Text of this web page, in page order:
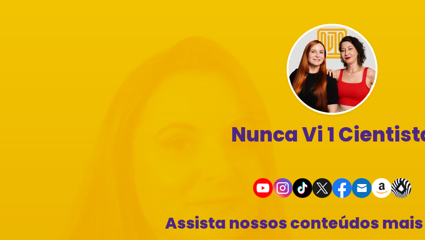
Nunca Vi 1
Assista nossos conteúdos